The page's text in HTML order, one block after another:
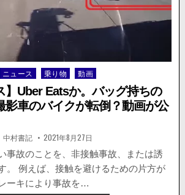
イ
ク
ト
ラ
ッ
ク
に
挟
れ
か
け
る。
Posted
ニュース 乗り物 動画
】Uber Eatsか。バッグ持ちの
影車のバイクが転倒？動画が公
著
者:
中村書記 掲
載
日：
2021年8月27日
事故のことを、非接触事故、または誘
。 例えば、接触を避けるための片方が
ーキにより事故を…